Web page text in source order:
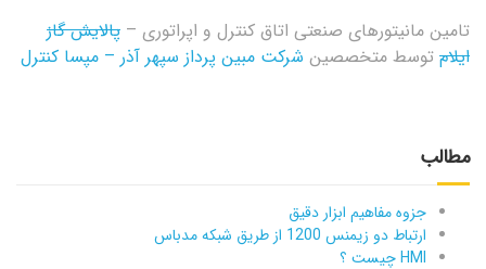
تامین مانیتورهای صنعتی اتاق کنترل و اپراتوری – پالایش گاز
ایلام توسط متخصصین شرکت مبین پرداز سپهر آذر – مپسا کنترل
مطالب
جزوه مفاهیم ابزار دقیق
ارتباط دو زیمنس 1200 از طریق شبکه مدباس
HMI چیست ؟